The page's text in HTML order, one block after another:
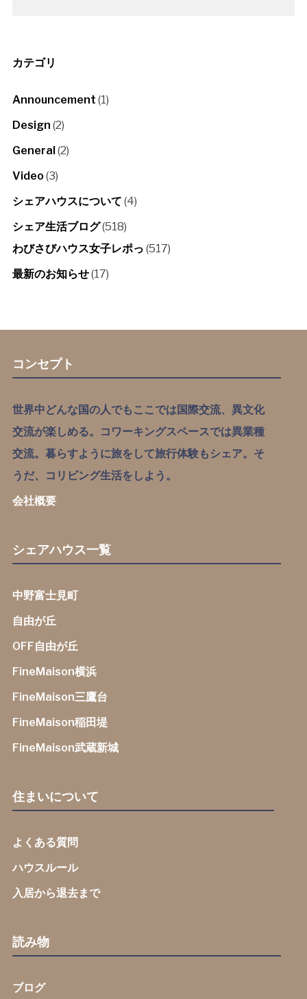
カテゴリ
Announcement (1)
Design (2)
General(2)
Video (3)
シェアハウスについて (4)
シェア生活ブログ(518)
わびさびハウス女子レポっ (517)
最新のお知らせ(17)
コンセプト
世界中どんな国の人でもここでは国際交流、異文化
交流が楽しめる。コワーキングスペースでは異業種
交流。暮らすように旅をして旅行体験もシェア。そ
うだ、コリビング生活をしよう。
会社概要
シェアハウス一覧
中野富士見町
自由が丘
OFF自由が丘
FineMaison横浜
FineMaison三鷹台
FineMaison稲田堤
FineMaison武蔵新城
住まいについて
よくある質問
ハウスルール
入居から退去まで
読み物
ブログ